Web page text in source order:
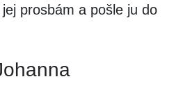
prosbám a pošle ju do